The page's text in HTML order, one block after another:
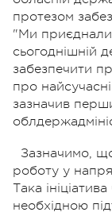
протезом
"Ми
сьогоднішній
забезпечити
про
зазначив
Зазначимо,
роботу у
Така
необхідною